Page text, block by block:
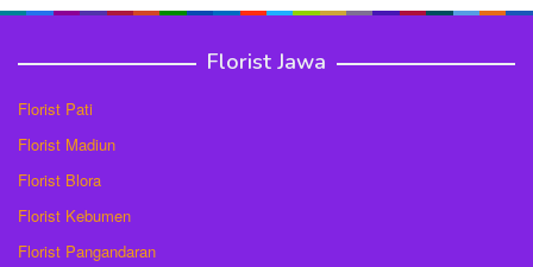
Florist Jawa
Florist Pati
Florist Madiun
Florist Blora
Florist Kebumen
Florist Pangandaran